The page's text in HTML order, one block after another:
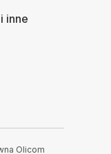
inne
Olicom